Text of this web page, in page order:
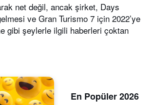
net değil, ancak şirket, Days
ve Gran Turismo 7 için 2022’ye
gibi şeylerle ilgili haberleri çoktan
En Popüler 2026